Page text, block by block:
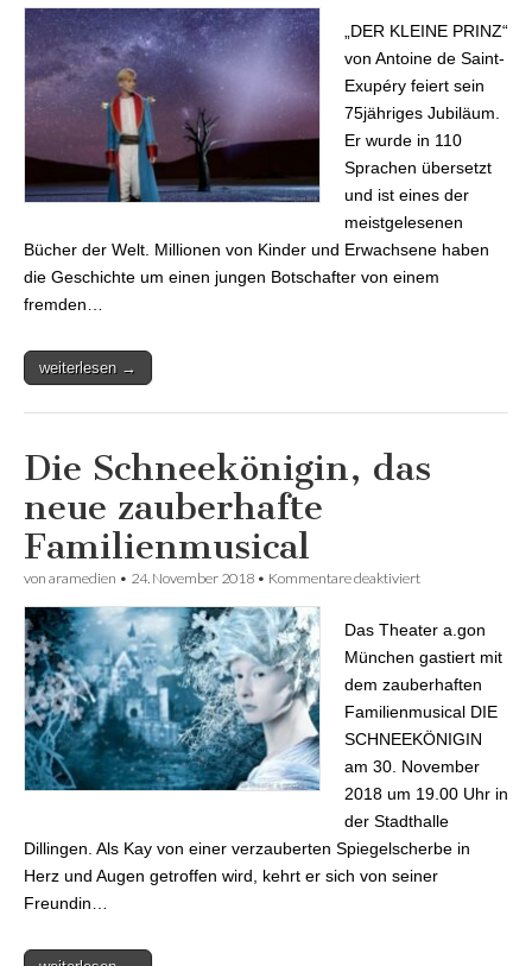
Stadthalle – am
27.12.18 um 20
„DER KLEINE PRINZ“
von Antoine de Saint-
Exupéry feiert sein
75jähriges Jubiläum.
Er wurde in 110
Sprachen übersetzt
und ist eines der
meistgelesenen
Bücher der Welt. Millionen von Kinder und Erwachsene haben
die Geschichte um einen jungen Botschafter von einem
fremden…
weiterlesen →
Die Schneekönigin, das
neue zauberhafte
Familienmusical
von aramedien • 24. November 2018 • Kommentare deaktiviert
zauberhafte
Familienmusical
Das Theater a.gon
München gastiert mit
dem zauberhaften
Familienmusical DIE
SCHNEEKÖNIGIN
am 30. November
2018 um 19.00 Uhr in
der Stadthalle
Dillingen. Als Kay von einer verzauberten Spiegelscherbe in
Herz und Augen getroffen wird, kehrt er sich von seiner
Freundin…